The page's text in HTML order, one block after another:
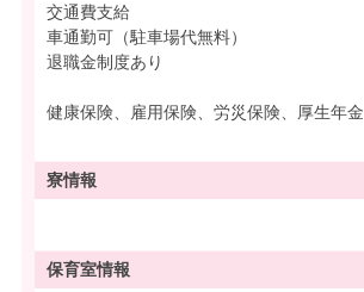
交通費支給
車通勤可（駐車場代無料）
退職金制度あり
健康保険、雇用保険、労災保険、厚生年金
寮情報
保育室情報